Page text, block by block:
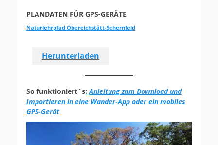
PLANDATEN FÜR GPS-GERÄTE
Naturlehrpfad Obereichstätt-Schernfeld
Herunterladen
So funktioniert´s: Anleitung zum Download und
Importieren in eine Wander-App oder ein mobiles
GPS-Gerät